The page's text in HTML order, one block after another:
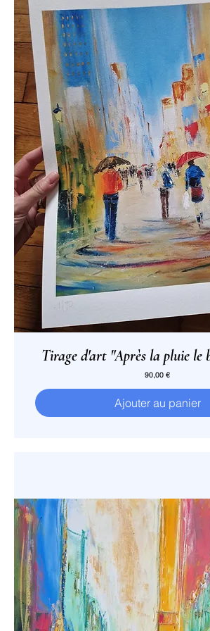
Tirage d'art "Après la pluie le
Prix
90,00 €
Ajouter au panier